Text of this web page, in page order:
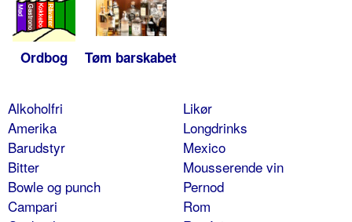
Ordbog Tøm barskabet
Alkoholfri
Amerika
Barudstyr
Bitter
Bowle og punch
Campari
Likør
Longdrinks
Mexico
Mousserende vin
Pernod
Rom